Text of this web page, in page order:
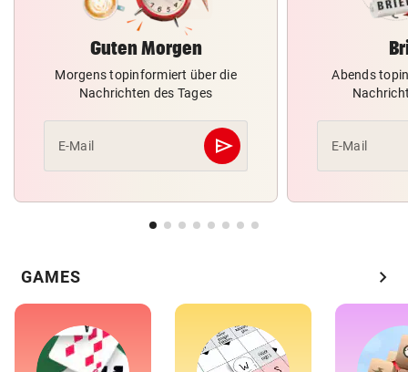
Guten Morgen
Morgens topinformiert über die
Nachrichten des Tages
E-Mail send
Abschicken
Abends
E-Mail
GAMES chevron_right